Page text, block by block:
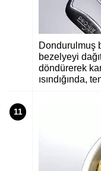
Dondurulmuş
bezelyeyi
döndürerek
ısındığında,
11